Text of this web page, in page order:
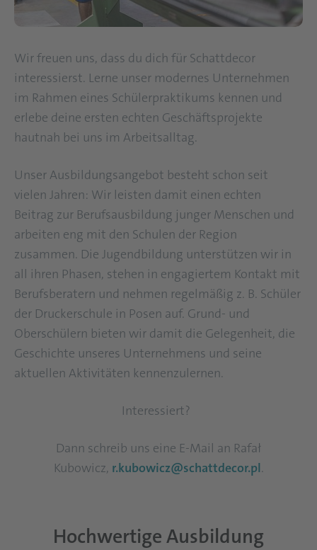
Wir freuen uns, dass du dich für Schattdecor
interessierst. Lerne unser modernes Unternehmen
im Rahmen eines Schülerpraktikums kennen und
erlebe deine ersten echten Geschäftsprojekte
hautnah bei uns im Arbeitsalltag.
Unser Ausbildungsangebot besteht schon seit
vielen Jahren: Wir leisten damit einen echten
Beitrag zur Berufsausbildung junger Menschen und
arbeiten eng mit den Schulen der Region
zusammen. Die Jugendbildung unterstützen wir in
all ihren Phasen, stehen in engagiertem Kontakt mit
Berufsberatern und nehmen regelmäßig z. B. Schüler
der Druckerschule in Posen auf. Grund- und
Oberschülern bieten wir damit die Gelegenheit, die
Geschichte unseres Unternehmens und seine
aktuellen Aktivitäten kennenzulernen.
Interessiert?
Dann schreib uns eine E-Mail an Rafał
Kubowicz, r.kubowicz@schattdecor.pl.
Hochwertige Ausbildung